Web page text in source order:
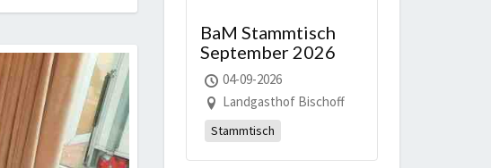
BaM Stammtisch
September 2026
04-09-2026
Landgasthof Bischoff
Stammtisch